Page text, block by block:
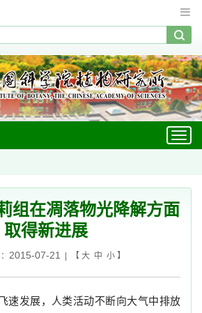
组在凋落物光降解方面
取得新进展
2015-07-21 | 【 大 中 小】
速发展，人类活动不断向大气中排放